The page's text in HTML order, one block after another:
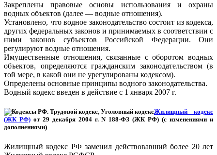
Закреплены правовые основы использования и охраны
водных объектов (далее — водные отношения).
Установлено, что водное законодательство состоит из кодекса,
других федеральных законов и принимаемых в соответствии с
ними законов субъектов Российской Федерации. Они
регулируют водные отношения.
Имущественные отношения, связанные с оборотом водных
объектов, определяются гражданским законодательством (в
той мере, в какой они не урегулированы кодексом).
Определены основные принципы водного законодательства.
Водный кодекс введен в действие с 1 января 2007 г.
Жилищный кодекс
(ЖК РФ)от 29 декабря 2004 г. N 188-ФЗ (ЖК РФ) (с изменениями и
дополнениями)
Жилищный кодекс РФ заменил действовавший более 20 лет